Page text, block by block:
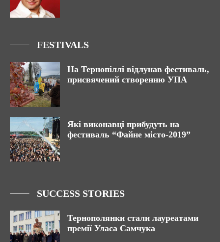
FESTIVALS
На Тернопіллі відлунав фестиваль,
присвячений створенню УПА
Які виконавці прибудуть на
фестиваль “Файне місто-2019”
SUCCESS STORIES
Тернополянки стали лауреатами
премії Уласа Самчука